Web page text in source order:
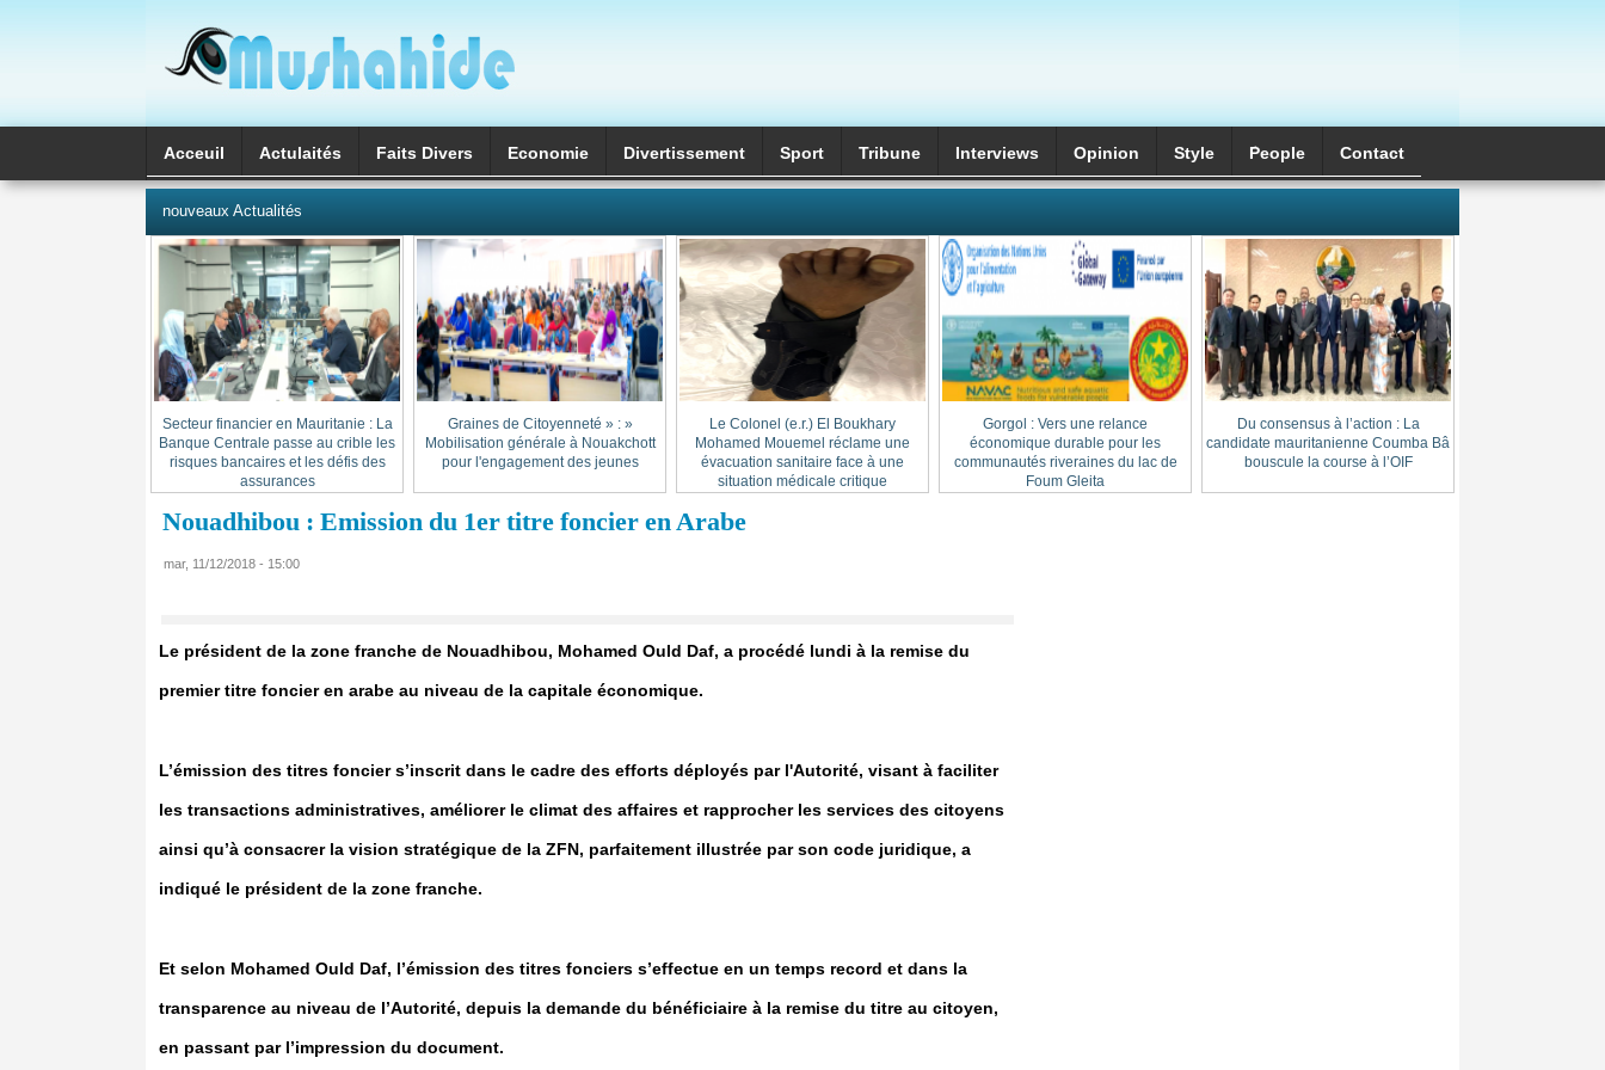
Acceuil Actulaités Faits Divers Economie Divertissement Sport Tribune Interviews Opinion Style َPeople Contact
nouveaux Actualités
Du consensus à l’action : La
candidate mauritanienne Coumba Bâ
bouscule la course à l’OIF
Gorgol : Vers une relance
économique durable pour les
communautés riveraines du lac de
Foum Gleita
Le Colonel (e.r.) El Boukhary
Mohamed Mouemel réclame une
évacuation sanitaire face à une
situation médicale critique
« Graines de Citoyenneté » :
Mobilisation générale à Nouakchott
pour l'engagement des jeunes
Secteur financier en Mauritanie : La
Banque Centrale passe au crible les
risques bancaires et les défis des
assurances
Nouadhibou : Emission du 1er titre foncier en Arabe
mar, 11/12/2018 - 15:00
Le président de la zone franche de Nouadhibou, Mohamed Ould Daf, a procédé lundi à la remise du
premier titre foncier en arabe au niveau de la capitale économique.
L’émission des titres foncier s’inscrit dans le cadre des efforts déployés par l'Autorité, visant à faciliter
les transactions administratives, améliorer le climat des affaires et rapprocher les services des citoyens
ainsi qu’à consacrer la vision stratégique de la ZFN, parfaitement illustrée par son code juridique, a
indiqué le président de la zone franche.
Et selon Mohamed Ould Daf, l’émission des titres fonciers s’effectue en un temps record et dans la
transparence au niveau de l’Autorité, depuis la demande du bénéficiaire à la remise du titre au citoyen,
en passant par l’impression du document.